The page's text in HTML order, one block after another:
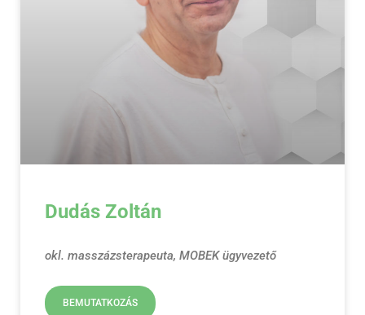
Dudás Zoltán
okl. masszázsterapeuta, MOBEK ügyvezető
BEMUTATKOZÁS